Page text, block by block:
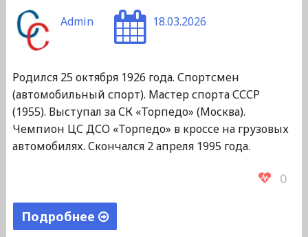
Admin 18.03.2026
Родился 25 октября 1926 года. Спортсмен
(автомобильный спорт). Мастер спорта СССР
(1955). Выступал за СК «Торпедо» (Москва).
Чемпион ЦС ДСО «Торпедо» в кроссе на грузовых
автомобилях. Скончался 2 апреля 1995 года.
0
Подробнее